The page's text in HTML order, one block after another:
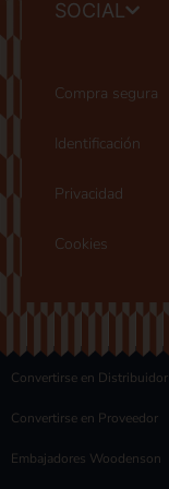
SOCIAL
Compra segura
Identificación
Privacidad
Cookies
Convertirse en Distribuidor
Convertirse en Proveedor
Embajadores Woodenson